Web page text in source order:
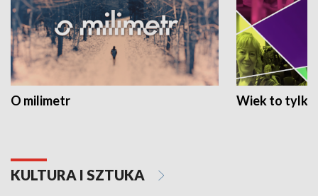
O milimetr Wiek to tylko
KULTURA I SZTUKA